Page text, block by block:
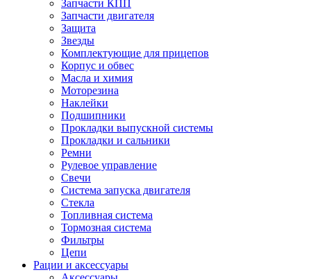
Запчасти КПП
Запчасти двигателя
Защита
Звезды
Комплектующие для прицепов
Корпус и обвес
Масла и химия
Моторезина
Наклейки
Подшипники
Прокладки выпускной системы
Прокладки и сальники
Ремни
Рулевое управление
Свечи
Система запуска двигателя
Стекла
Топливная система
Тормозная система
Фильтры
Цепи
Рации и аксессуары